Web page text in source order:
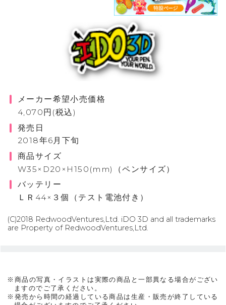
メーカー希望小売価格
4,070円(税込)
発売日
2018年6月下旬
商品サイズ
W35×D20×H150(mm)（ペンサイズ）
バッテリー
ＬＲ44×３個（テスト電池付き）
(C)2018 RedwoodVentures,Ltd. iDO 3D and all trademarks
are Property of RedwoodVentures,Ltd.
※商品の写真・イラストは実際の商品と一部異なる場合がござい
ますのでご了承ください。
※発売から時間の経過している商品は生産・販売が終了している